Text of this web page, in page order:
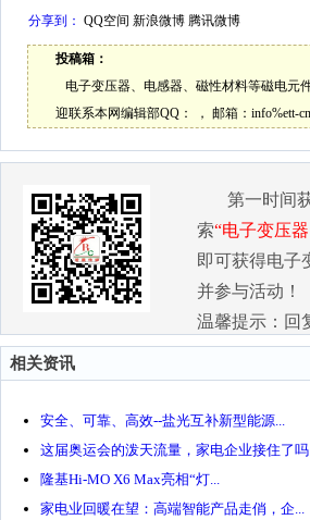
分享到： QQ空间 新浪微博 腾讯微博
投稿箱：
电子变压器、电感器、磁性材料等磁电元
迎联系本网编辑部QQ：
， 邮箱： info%ett-
第一时间
索“电子变压
即可获得电子
并参与活动！
温馨提示：回
相关资讯
安全、可靠、高效--盐光互补新型能源...
这届奥运会的泼天流量，家电企业接住了吗
隆基Hi-MO X6 Max亮相“灯...
家电业回暖在望：高端智能产品走俏，企...